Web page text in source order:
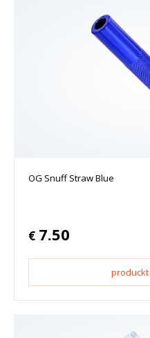
OG Snuff Straw Blue
€ 7.50